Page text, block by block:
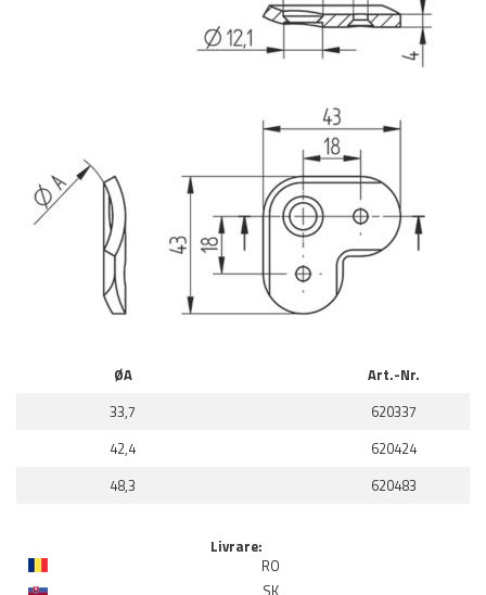
ØA
Art.-Nr.
33,7
620337
42,4
620424
48,3
620483
Livrare:
RO
SK